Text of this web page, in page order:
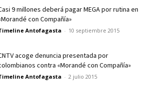
9 millones deberá pagar MEGA por rutina en
con Compañía»
Antofagasta - 10 septiembre 2015
acoge denuncia presentada por
contra «Morandé con Compañía»
Antofagasta - 2 julio 2015